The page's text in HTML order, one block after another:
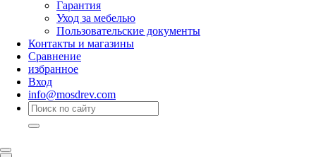
Гарантия
Уход за мебелью
Пользовательские документы
Контакты и магазины
Сравнение
избранное
Вход
info@mosdrev.com